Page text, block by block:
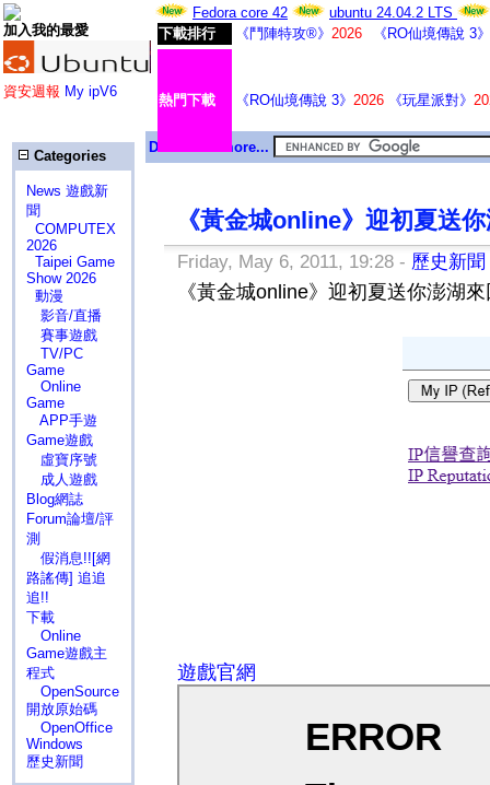
加入我的最愛
資安週報 My ipV6
Fedora core 42
ubuntu 24.04.2 LTS
下載排行
《鬥陣特攻®》 2026 《RO仙境傳說 3》
熱門下載 《RO仙境傳說 3》 2026 《玩星派對》
Categories
News 遊戲新
聞
COMPUTEX
2026
Taipei Game
Show 2026
動漫
影音/直播
賽事遊戲
TV/PC
Game
Online
Game
APP手遊
Game遊戲
虛寶序號
成人遊戲
Blog網誌
Forum論壇/評
測
假消息!![網
路謠傳] 追追
追!!
下載
Online
Game遊戲主
程式
OpenSource
開放原始碼
OpenOffice
Windows
歷史新聞
Download more...
《黃金城online》迎初夏送
Friday, May 6, 2011, 19:28 - 歷史新聞
《黃金城online》迎初夏送你澎湖
遊戲官網